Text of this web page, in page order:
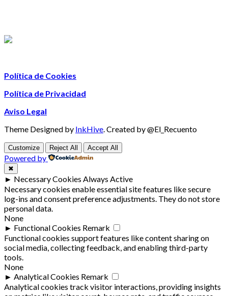
Política de Cookies
Política de Privacidad
Aviso Legal
Theme Designed by InkHive.Created by @El_Recuento
Customize Reject All Accept All
Powered by
✖
► Necessary Cookies Always Active
Necessary cookies enable essential site features like secure
log-ins and consent preference adjustments. They do not store
personal data.
None
► Functional Cookies Remark
Functional cookies support features like content sharing on
social media, collecting feedback, and enabling third-party
tools.
None
► Analytical Cookies Remark
Analytical cookies track visitor interactions, providing insights